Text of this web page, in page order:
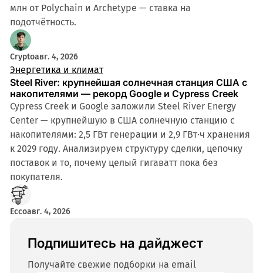
млн от Polychain и Archetype — ставка на
подотчётность.
Cryptoавг. 4, 2026
Энергетика и климат
Steel River: крупнейшая солнечная станция США с
накопителями — рекорд Google и Cypress Creek
Cypress Creek и Google заложили Steel River Energy
Center — крупнейшую в США солнечную станцию с
накопителями: 2,5 ГВт генерации и 2,9 ГВт·ч хранения
к 2029 году. Анализируем структуру сделки, цепочку
поставок и то, почему целый гигаватт пока без
покупателя.
Eccoавг. 4, 2026
Подпишитесь на дайджест
Получайте свежие подборки на email